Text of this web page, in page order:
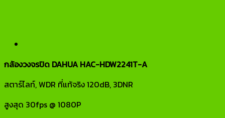
กล้องวงจรปิด DAHUA HAC-HDW2241T-A
สตาร์ไลท์, WDR ที่แท้จริง 120dB, 3DNR
สูงสุด 30fps @ 1080P